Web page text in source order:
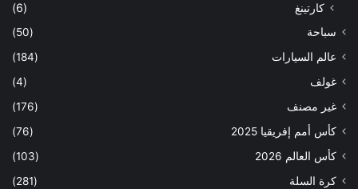
كارتينغ
(6)
سباحة
(50)
عالم السيارات
(184)
غولف
(4)
غير مصنف
(176)
كأس أمم إفريقيا 2025
(76)
كأس العالم 2026
(103)
كرة السلة
(281)